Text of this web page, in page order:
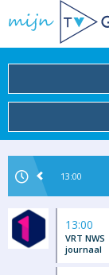
13:00
13:00
VRT NWS
journaal